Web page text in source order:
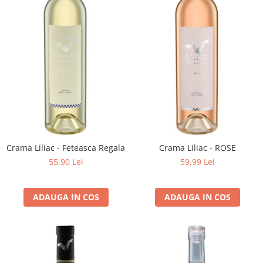
Crama Liliac - Feteasca Regala
55,90 Lei
ADAUGA IN COS
Crama Liliac - ROSE
59,99 Lei
ADAUGA IN COS